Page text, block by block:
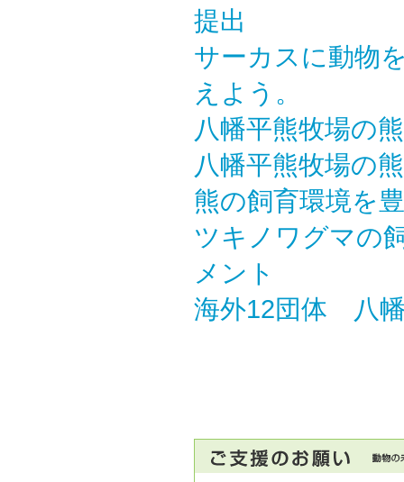
提出
サーカスに動物
えよう。
八幡平熊牧場の
八幡平熊牧場の
熊の飼育環境を
ツキノワグマの
メント
海外12団体 八